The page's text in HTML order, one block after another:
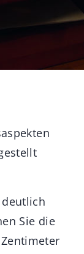
deutlich
Sie die